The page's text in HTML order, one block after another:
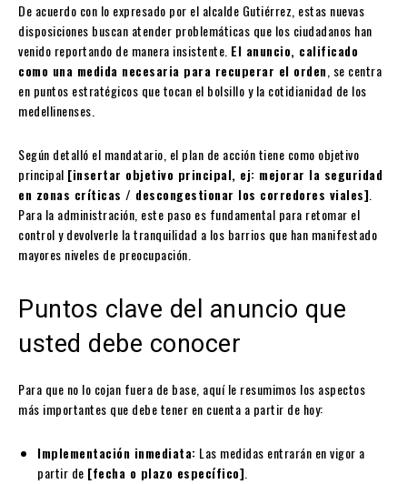
De acuerdo con lo expresado por el alcalde Gutiérrez, estas nuevas
disposiciones buscan atender problemáticas que los ciudadanos han
venido reportando de manera insistente. El anuncio, calificado
como una medida necesaria para recuperar el orden, se centra
en puntos estratégicos que tocan el bolsillo y la cotidianidad de los
medellinenses.
Según detalló el mandatario, el plan de acción tiene como objetivo
principal [insertar objetivo principal, ej: mejorar la seguridad
en zonas críticas / descongestionar los corredores viales].
Para la administración, este paso es fundamental para retomar el
control y devolverle la tranquilidad a los barrios que han manifestado
mayores niveles de preocupación.
Puntos clave del anuncio que
usted debe conocer
Para que no lo cojan fuera de base, aquí le resumimos los aspectos
más importantes que debe tener en cuenta a partir de hoy:
Implementación inmediata: Las medidas entrarán en vigor a
partir de [fecha o plazo específico].